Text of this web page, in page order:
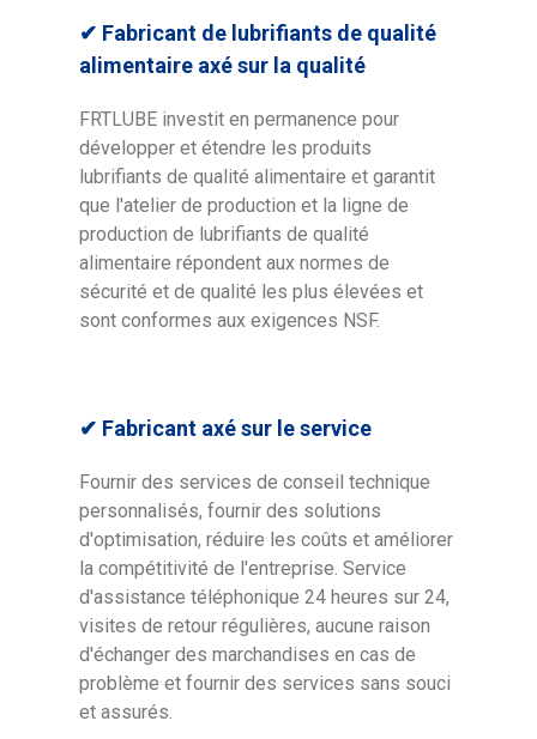
✔ Fabricant de lubrifiants de qualité
alimentaire axé sur la qualité
FRTLUBE investit en permanence pour
développer et étendre les produits
lubrifiants de qualité alimentaire et garantit
que l'atelier de production et la ligne de
production de lubrifiants de qualité
alimentaire répondent aux normes de
sécurité et de qualité les plus élevées et
sont conformes aux exigences NSF.
✔ Fabricant axé sur le service
Fournir des services de conseil technique
personnalisés, fournir des solutions
d'optimisation, réduire les coûts et améliorer
la compétitivité de l'entreprise. Service
d'assistance téléphonique 24 heures sur 24,
visites de retour régulières, aucune raison
d'échanger des marchandises en cas de
problème et fournir des services sans souci
et assurés.